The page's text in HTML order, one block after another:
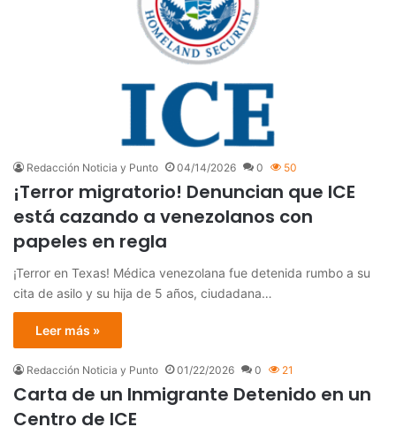
Redacción Noticia y Punto 04/14/2026 0 50
¡Terror migratorio! Denuncian que ICE
está cazando a venezolanos con
papeles en regla
¡Terror en Texas! Médica venezolana fue detenida rumbo a su
cita de asilo y su hija de 5 años, ciudadana…
Leer más »
Redacción Noticia y Punto 01/22/2026 0 21
Carta de un Inmigrante Detenido en un
Centro de ICE